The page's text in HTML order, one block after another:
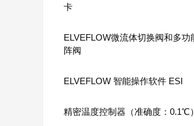
卡
ELVEFLOW微流体切换阀和多功
阵阀
ELVEFLOW 智能操作软件 ESI
精密温度控制器（准确度：0.1℃）